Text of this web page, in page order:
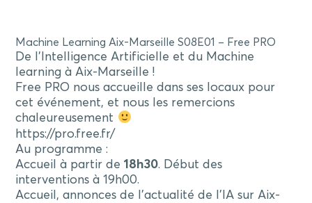
Machine Learning Aix-Marseille S08E01 – Free PRO
De l’Intelligence Artificielle et du Machine
learning à Aix-Marseille !
Free PRO nous accueille dans ses locaux pour
cet événement, et nous les remercions
chaleureusement
https://pro.free.fr/
Au programme :
Accueil à partir de18h30. Début des
interventions à 19h00.
Accueil, annonces de l’actualité de l’IA sur Aix-